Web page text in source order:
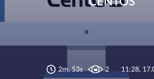
2m, 53s 2 11:28,